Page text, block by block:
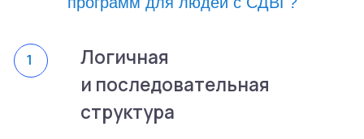
Налоговый вычет
за обучение
Вы можете вернуть до 13%
от стоимости обучения,
воспользовавшись налоговым